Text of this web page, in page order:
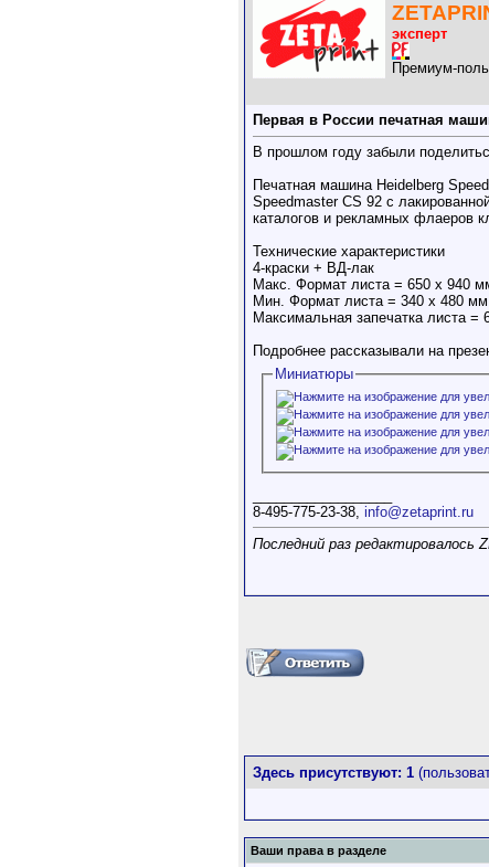
эксперт
Премиум-
Первая в России печатная
В прошлом году забыли
Печатная машина Heidelberg
Speedmaster CS 92 с
каталогов и рекламных флаеров
Технические характеристики
4-краски + ВД-лак
Макс. Формат листа = 650 х 940
Мин. Формат листа = 340 х 480 мм
Максимальная запечатка листа =
Подробнее рассказывали на
Миниатюры
8-495-775-23-38, info@zetaprint.ru
Последний раз редактировалось
Здесь присутствуют: 1
Ваши права в разделе